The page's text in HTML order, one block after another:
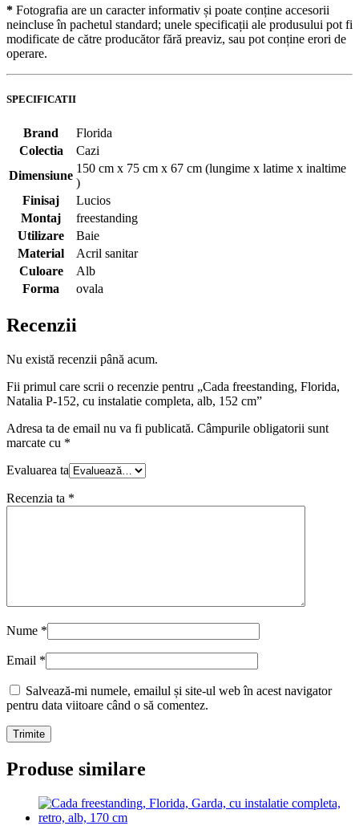
* Fotografia are un caracter informativ și poate conține accesorii
neincluse în pachetul standard; unele specificații ale produsului pot fi
modificate de către producător fără preaviz, sau pot conține erori de
operare.
SPECIFICATII
Brand
Florida
Colectia
Cazi
Dimensiune
150 cm x 75 cm x 67 cm (lungime x latime x inaltime
)
Finisaj
Lucios
Montaj
freestanding
Utilizare
Baie
Material
Acril sanitar
Culoare
Alb
Forma
ovala
Recenzii
Nu există recenzii până acum.
Fii primul care scrii o recenzie pentru „Cada freestanding, Florida,
Natalia P-152, cu instalatie completa, alb, 152 cm”
Adresa ta de email nu va fi publicată. Câmpurile obligatorii sunt
marcate cu *
Evaluarea ta
Recenzia ta *
Nume *
Email *
Salvează-mi numele, emailul și site-ul web în acest navigator
pentru data viitoare când o să comentez.
Produse similare